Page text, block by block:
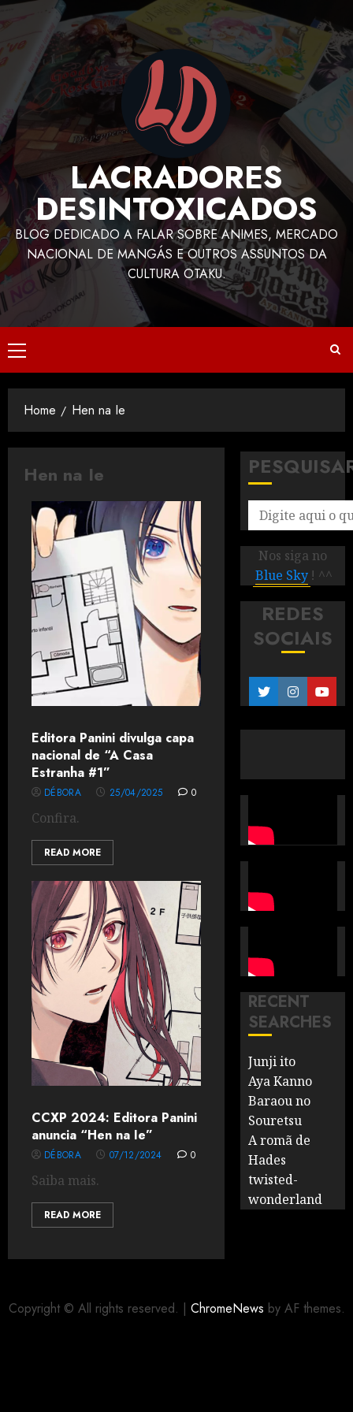
LACRADORES
DESINTOXICADOS
BLOG DEDICADO A FALAR SOBRE ANIMES, MERCADO
NACIONAL DE MANGÁS E OUTROS ASSUNTOS DA
CULTURA OTAKU.
Home Hen na Ie
Hen na Ie
Editora Panini divulga capa
nacional de “A Casa
Estranha #1”
DÉBORA 25/04/2025 0
Confira.
READ MORE
CCXP 2024: Editora Panini
anuncia “Hen na Ie”
DÉBORA 07/12/2024 0
Saiba mais.
READ MORE
Nos siga no
Blue Sky ! ^^
REDES
SOCIAIS
RECENT
SEARCHES
Junji ito
Aya Kanno
Baraou no
Souretsu
A romã de
Hades
twisted-
wonderland
Copyright © All rights reserved. | ChromeNews by AF themes.